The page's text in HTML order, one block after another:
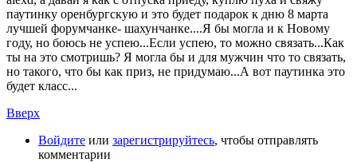
паутинку оренбургскую и это будет подарок к дню 8 марта
лучшей форумчанке- шахунчанке....Я бы могла и к Новому
году, но боюсь не успею...Если успею, то можно связать...Как
ты на это смотришь? Я могла бы и для мужчин что то связать,
но такого, что бы как приз, не придумаю...А вот паутинка это
будет класс...
Вверх
Войдите или зарегистрируйтесь, чтобы отправлять
комментарии